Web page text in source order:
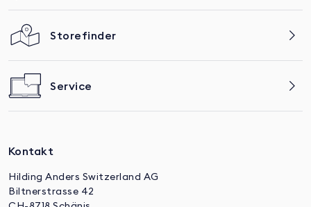
Storefinder
Service
Kontakt
Hilding Anders Switzerland AG
Biltnerstrasse 42